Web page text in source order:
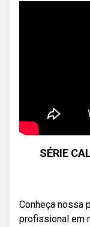
SÉRIE
Conheça nossa
profissional em